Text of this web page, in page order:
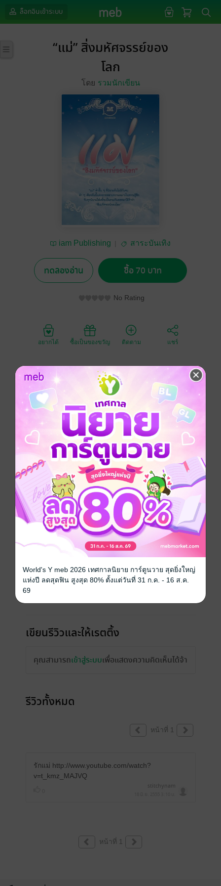
ล็อกอินเข้าระบบ
“แม่” สิ่งมหัศจรรย์ของ
โลก
โดย รวมนักเขียน
iam Publishing สาระบันเทิง
ทดลองอ่าน ซื้อ 70 บาท
No Rating
อยากได้ ซื้อเป็นของขวัญ ติดตาม แชร์
“แม่” คำสั้นๆ ที่นิยามกันไม่มีวันจบ
คำๆ เดียวกันนี้แต่หลากหลายความหมายในความรู้สึก
จับทุกนิยามใส่เครื่องปั่นรวมกันออกมาได้คำว่า
“สิ่งมหัศจรรย์ของโลก”
ประเภทไฟล์ pdf
วันที่วางขาย 15 มิถุนายน 2555
ความยาว 148 หน้า
ราคาปก 120 บาท (ประหยัด 41%)
เรื่องที่คุณน่าจะสนใจ
เขียนรีวิวและให้เรตติ้ง
คุณสามารถเข้าสู่ระบบเพื่อแสดงความคิดเห็นได้จ้า
รีวิวทั้งหมด
หน้าที่ 1
รักแม่ http://www.youtube.com/watch?
v=t_kmz_MAJVQ
stitchynam
หน้าที่ 1
World's Y meb 2026 เทศกาลนิยาย การ์ตูนวาย สุดยิ่งใหญ่
แห่งปี ลดสุดฟิน สูงสุด 80% ตั้งแต่วันที่ 31 ก.ค. - 16 ส.ค.
69